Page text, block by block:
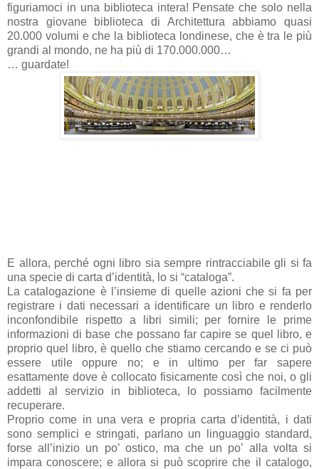
figuriamoci in una biblioteca intera! Pensate che solo nella
nostra giovane biblioteca di Architettura abbiamo quasi
20.000 volumi e che la biblioteca londinese, che è tra le più
grandi al mondo, ne ha più di 170.000.000…
… guardate!
E allora, perché ogni libro sia sempre rintracciabile gli si fa
una specie di carta d’identità, lo si “cataloga”.
La catalogazione è l’insieme di quelle azioni che si fa per
registrare i dati necessari a identificare un libro e renderlo
inconfondibile rispetto a libri simili; per fornire le prime
informazioni di base che possano far capire se quel libro, e
proprio quel libro, è quello che stiamo cercando e se ci può
essere utile oppure no; e in ultimo per far sapere
esattamente dove è collocato fisicamente così che noi, o gli
addetti al servizio in biblioteca, lo possiamo facilmente
recuperare.
Proprio come in una vera e propria carta d’identità, i dati
sono semplici e stringati, parlano un linguaggio standard,
forse all’inizio un po’ ostico, ma che un po’ alla volta si
impara conoscere; e allora si può scoprire che il catalogo,